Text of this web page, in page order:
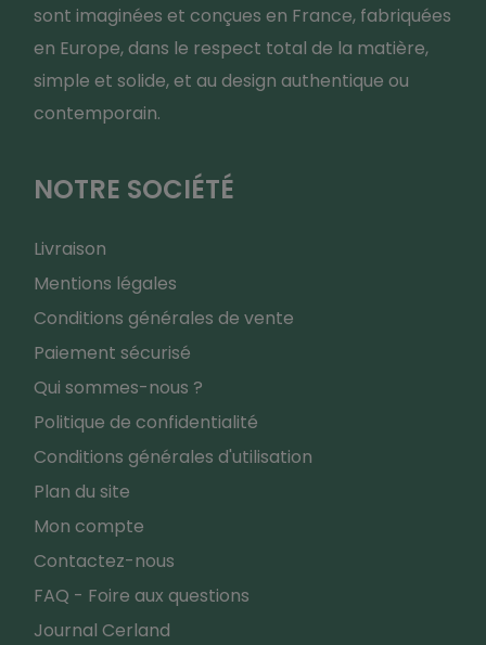
sont imaginées et conçues en France, fabriquées
en Europe, dans le respect total de la matière,
simple et solide, et au design authentique ou
contemporain.
NOTRE SOCIÉTÉ
Livraison
Mentions légales
Conditions générales de vente
Paiement sécurisé
Qui sommes-nous ?
Politique de confidentialité
Conditions générales d'utilisation
Plan du site
Mon compte
Contactez-nous
FAQ - Foire aux questions
Journal Cerland